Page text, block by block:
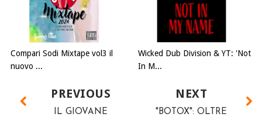
Compari Sodi Mixtape vol3 il
nuovo ...
Wicked Dub Division & YT: 'Not
In M...
NEXT
"BOTOX": OLTRE
PREVIOUS
IL GIOVANE